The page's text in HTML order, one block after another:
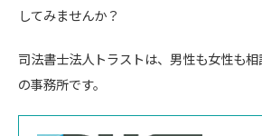
してみませんか？
司法書士法人トラストは、男性も女性も
の事務所です。